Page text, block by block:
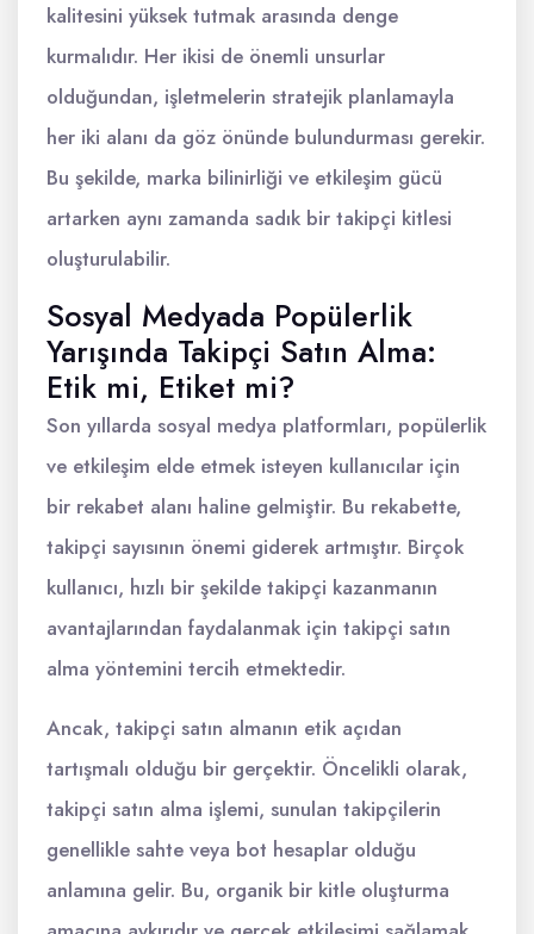
kalitesini yüksek tutmak arasında denge
kurmalıdır. Her ikisi de önemli unsurlar
olduğundan, işletmelerin stratejik planlamayla
her iki alanı da göz önünde bulundurması gerekir.
Bu şekilde, marka bilinirliği ve etkileşim gücü
artarken aynı zamanda sadık bir takipçi kitlesi
oluşturulabilir.
Sosyal Medyada Popülerlik
Yarışında Takipçi Satın Alma:
Etik mi, Etiket mi?
Son yıllarda sosyal medya platformları, popülerlik
ve etkileşim elde etmek isteyen kullanıcılar için
bir rekabet alanı haline gelmiştir. Bu rekabette,
takipçi sayısının önemi giderek artmıştır. Birçok
kullanıcı, hızlı bir şekilde takipçi kazanmanın
avantajlarından faydalanmak için takipçi satın
alma yöntemini tercih etmektedir.
Ancak, takipçi satın almanın etik açıdan
tartışmalı olduğu bir gerçektir. Öncelikli olarak,
takipçi satın alma işlemi, sunulan takipçilerin
genellikle sahte veya bot hesaplar olduğu
anlamına gelir. Bu, organik bir kitle oluşturma